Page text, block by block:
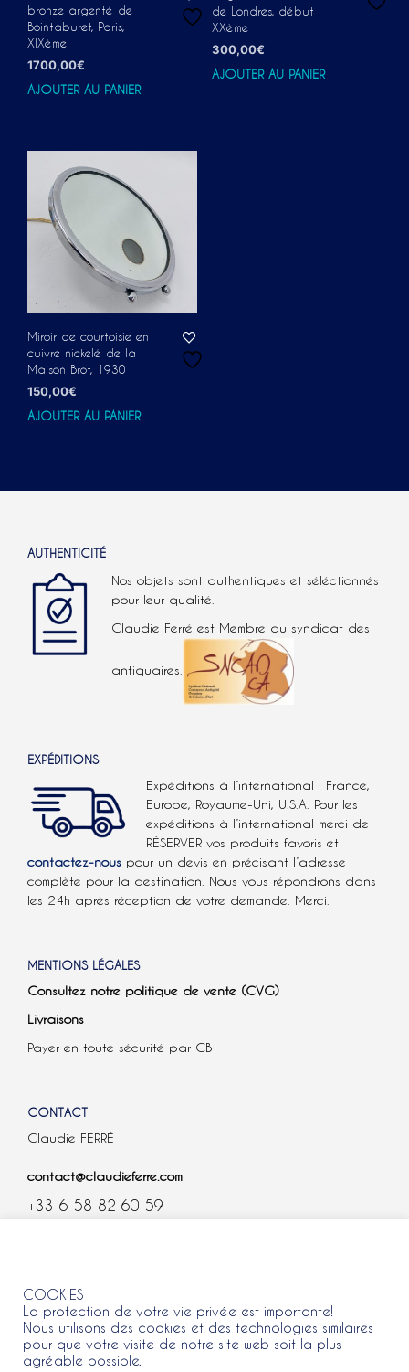
bronze argenté de
Bointaburet, Paris,
XIXème
1700,00€
AJOUTER AU PANIER
de Londres, début
XXème
300,00€
AJOUTER AU PANIER
Miroir de courtoisie en
cuivre nickelé de la
Maison Brot, 1930
150,00€
AJOUTER AU PANIER
AUTHENTICITÉ
Nos objets sont authentiques et séléctionnés
pour leur qualité.
Claudie Ferré est Membre du syndicat des
antiquaires.
EXPÉDITIONS
Expéditions à l’international : France,
Europe, Royaume-Uni, U.S.A. Pour les
expéditions à l’international merci de
RÉSERVER vos produits favoris et
contactez-nous pour un devis en précisant l’adresse
complète pour la destination. Nous vous répondrons dans
les 24h après réception de votre demande. Merci.
MENTIONS LÉGALES
Consultez notre politique de vente (CVG)
Livraisons
Payer en toute sécurité par CB
CONTACT
Claudie FERRÉ
contact@claudieferre.com
+33 6 58 82 60 59
COOKIES
La protection de votre vie privée est importante!
Nous utilisons des cookies et des technologies similaires
pour que votre visite de notre site web soit la plus
agréable possible.